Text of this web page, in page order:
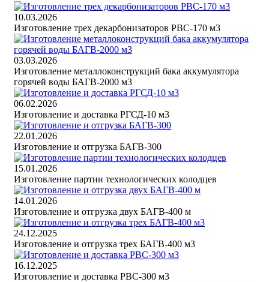
10.03.2026
Изготовление трех декарбонизаторов РВС-170 м3
03.03.2026
Изготовление металлоконструкций бака аккумулятора
горячей воды БАГВ-2000 м3
06.02.2026
Изготовление и доставка РГСД-10 м3
22.01.2026
Изготовление и отгрузка БАГВ-300
15.01.2026
Изготовление партии технологических колодцев
14.01.2026
Изготовление и отгрузка двух БАГВ-400 м
24.12.2025
Изготовление и отгрузка трех БАГВ-400 м3
16.12.2025
Изготовление и доставка РВС-300 м3